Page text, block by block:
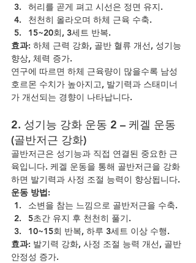
허리를 곧게 펴고 시선은 정면 유지.
천천히 올라오며 하체 근육 수축.
15~20회, 3세트 반복.
효과: 하체 근력 강화, 골반 혈류 개선, 성기능
향상, 체력 증가.
연구에 따르면 하체 근육량이 많을수록 남성
호르몬 수치가 높아지고, 발기력과 스태미너
가 개선되는 경향이 나타납니다.
2. 성기능 강화 운동 2 – 케겔 운동
(골반저근 강화)
골반저근은 성기능과 직접 연결된 중요한 근
육입니다. 케겔 운동을 통해 골반저근을 강화
하면 발기력과 사정 조절 능력이 향상됩니다.
운동 방법:
소변을 참는 느낌으로 골반저근을 수축.
5초간 유지 후 천천히 풀기.
10~15회 반복, 하루 3세트 이상 수행.
효과: 발기력 강화, 사정 조절 능력 개선, 골반
안정성 증가.